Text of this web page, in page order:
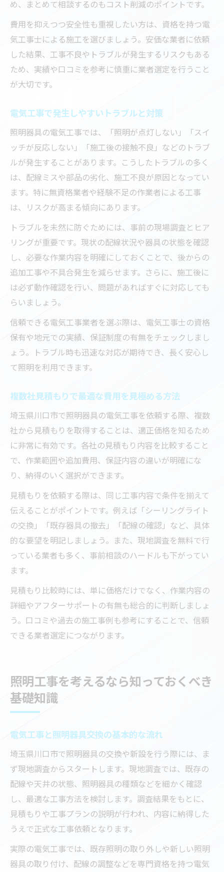
め、まとめて相談するのもコスト削減のポイントです。
費用を抑えつつ安全性も重視したい方は、資格を持つ電
気工事士による施工を選びましょう。安価な業者に依頼
した結果、工事不良やトラブルが発生するリスクもある
ため、実績や口コミを参考に慎重に業者選定を行うこと
が大切です。
電気工事で発生しやすいトラブルと対策
照明器具の電気工事では、「照明が点灯しない」「スイ
ッチが反応しない」「施工後の接触不良」などのトラブ
ルが発生することがあります。こうしたトラブルの多く
は、配線ミスや部品の劣化、施工不良が原因となってい
ます。特に無資格業者や経験不足の作業者による工事
は、リスクが高まる傾向にあります。
トラブルを未然に防ぐためには、事前の現場調査とヒア
リングが重要です。現状の配線状況や器具の状態を確認
し、必要な作業内容を明確にしておくことで、後からの
追加工事や不具合発生を減らせます。さらに、施工後に
は必ず動作確認を行い、問題があればすぐに対応しても
らいましょう。
信頼できる電気工事業者を選ぶ際は、電気工事士の資格
保有や地元での実績、保証制度の有無をチェックしまし
ょう。トラブル時も迅速な対応が期待でき、長く安心し
て照明を利用できます。
複数社見積もりで最適な費用を見極める方法
埼玉県川口市で照明器具の電気工事を依頼する際、複数
社から見積もりを取得することは、適正価格を知るため
に非常に有効です。各社の見積もり内容を比較すること
で、作業範囲や追加費用、保証内容の違いが明確にな
り、納得のいく選択ができます。
見積もりを依頼する際は、同じ工事内容で条件を揃えて
伝えることがポイントです。例えば「シーリングライト
の交換」「既存器具の撤去」「配線の確認」など、具体
的な要望を明記しましょう。また、現地調査を無料で行
っている業者も多く、事前相談のハードルも下がってい
ます。
見積もり比較時には、単に価格だけでなく、作業内容の
詳細やアフターサポートの有無も総合的に判断しましょ
う。口コミや過去の施工事例も参考にすることで、信頼
できる業者選定につながります。
照明工事を考えるなら知っておくべき
基礎知識
電気工事と照明器具交換の基本的な流れ
埼玉県川口市で照明器具の交換や新設を行う際には、ま
ず現地調査からスタートします。現地調査では、既存の
配線や天井の状態、照明器具の種類などを細かく確認
し、最適な工事方法を検討します。調査結果をもとに、
見積もりや工事プランの説明が行われ、内容に納得した
うえで正式な工事依頼となります。
実際の電気工事では、既存照明の取り外しや新しい照明
器具の取り付け、配線の調整などを専門資格を持つ電気